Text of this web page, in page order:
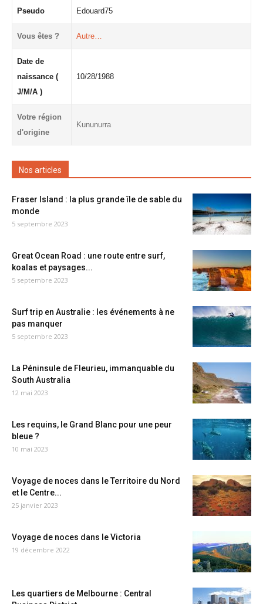
Pseudo Edouard75
Vous êtes ? Autre…
Date de
naissance (
J/M/A )
10/28/1988
Votre région
d'origine
Kununurra
Nos articles
Fraser Island : la plus grande île de sable du
monde
5 septembre 2023
Great Ocean Road : une route entre surf,
koalas et paysages...
5 septembre 2023
Surf trip en Australie : les événements à ne
pas manquer
5 septembre 2023
La Péninsule de Fleurieu, immanquable du
South Australia
12 mai 2023
Les requins, le Grand Blanc pour une peur
bleue ?
10 mai 2023
Voyage de noces dans le Territoire du Nord
et le Centre...
25 janvier 2023
Voyage de noces dans le Victoria
19 décembre 2022
Les quartiers de Melbourne : Central